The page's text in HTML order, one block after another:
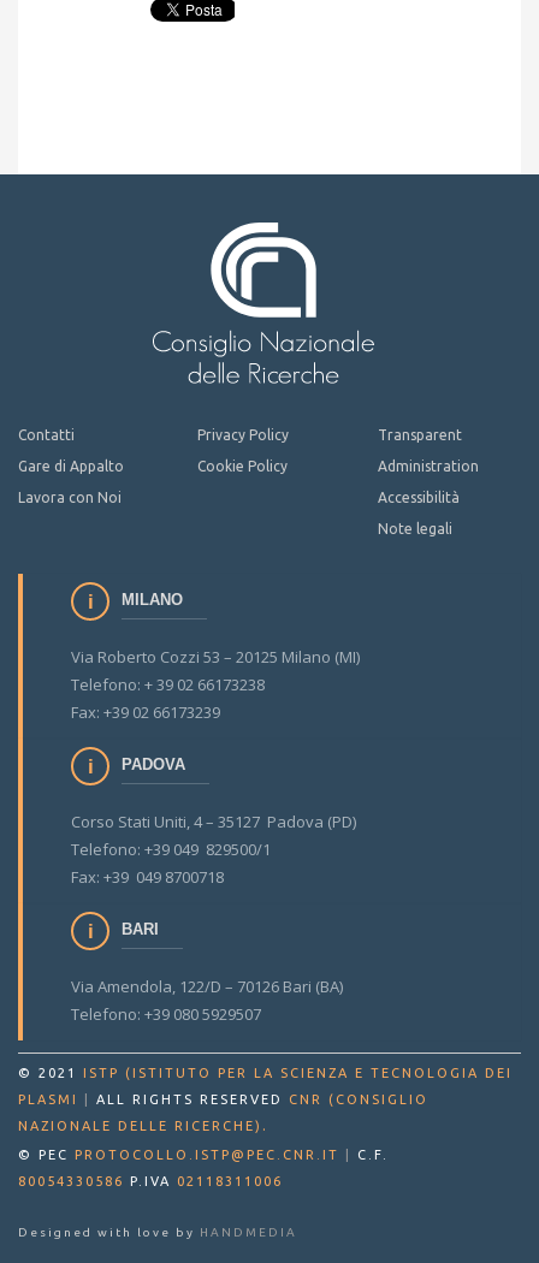
Contatti
Gare di Appalto
Lavora con Noi
Privacy Policy
Cookie Policy
Transparent
Administration
Accessibilità
Note legali
MILANO
Via Roberto Cozzi 53 – 20125 Milano (MI)
Telefono: + 39 02 66173238
Fax: +39 02 66173239
PADOVA
Corso Stati Uniti, 4 – 35127 Padova (PD)
Telefono: +39 049 829500/1
Fax: +39 049 8700718
BARI
Via Amendola, 122/D – 70126 Bari (BA)
Telefono: +39 080 5929507
© 2021
ISTP (ISTITUTO PER LA SCIENZA E TECNOLOGIA DEI
PLASMI
ALL RIGHTS RESERVED
CNR (CONSIGLIO
NAZIONALE DELLE RICERCHE) .
© PEC PROTOCOLLO.ISTP@PEC.CNR.IT
C.F.
80054330586
P.IVA 02118311006
Designed with love by HANDMEDIA